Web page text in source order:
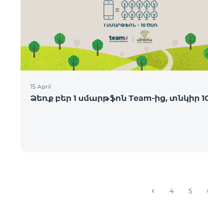
15 April
Ձեռք բեր 1 սմարթֆոն Team-ից, տնկիր
4 5